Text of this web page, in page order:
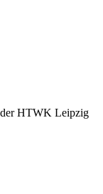
der HTWK Leipzig